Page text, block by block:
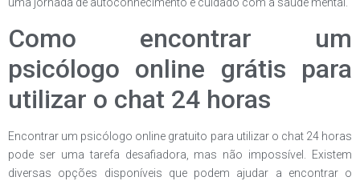
Como encontrar um
psicólogo online grátis para
utilizar o chat 24 horas
Encontrar um psicólogo online gratuito para utilizar o chat 24 horas
pode ser uma tarefa desafiadora, mas não impossível. Existem
diversas opções disponíveis que podem ajudar a encontrar o